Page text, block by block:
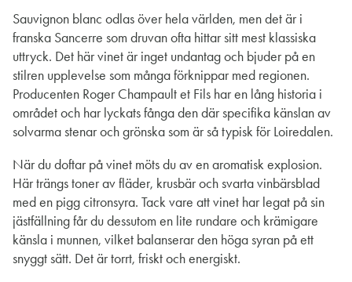
Sauvignon blanc odlas över hela världen, men det är i
franska Sancerre som druvan ofta hittar sitt mest klassiska
uttryck. Det här vinet är inget undantag och bjuder på en
stilren upplevelse som många förknippar med regionen.
Producenten Roger Champault et Fils har en lång historia i
området och har lyckats fånga den där specifika känslan av
solvarma stenar och grönska som är så typisk för Loiredalen.
När du doftar på vinet möts du av en aromatisk explosion.
Här trängs toner av fläder, krusbär och svarta vinbärsblad
med en pigg citronsyra. Tack vare att vinet har legat på sin
jästfällning får du dessutom en lite rundare och krämigare
känsla i munnen, vilket balanserar den höga syran på ett
snyggt sätt. Det är torrt, friskt och energiskt.